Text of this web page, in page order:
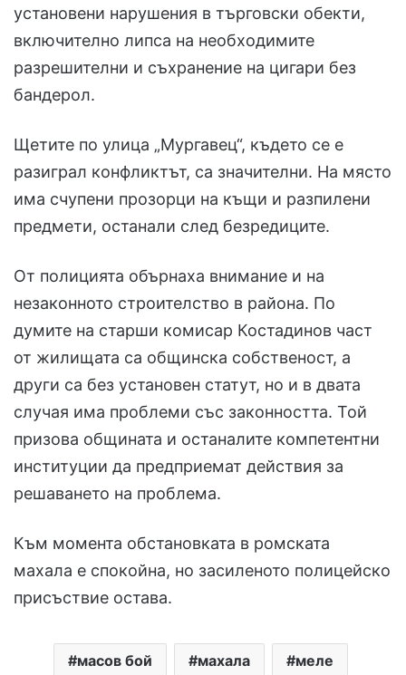
установени нарушения в търговски обекти,
включително липса на необходимите
разрешителни и съхранение на цигари без
бандерол.
Щетите по улица „Мургавец“, където се е
разиграл конфликтът, са значителни. На място
има счупени прозорци на къщи и разпилени
предмети, останали след безредиците.
От полицията обърнаха внимание и на
незаконното строителство в района. По
думите на старши комисар Костадинов част
от жилищата са общинска собственост, а
други са без установен статут, но и в двата
случая има проблеми със законността. Той
призова общината и останалите компетентни
институции да предприемат действия за
решаването на проблема.
Към момента обстановката в ромската
махала е спокойна, но засиленото полицейско
присъствие остава.
масов бой махала меле